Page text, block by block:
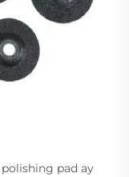
pad ay